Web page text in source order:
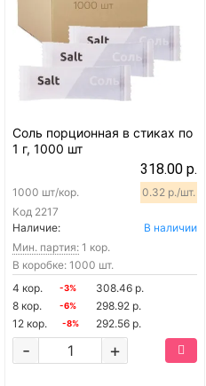
Соль порционная в стиках по
1 г, 1000 шт
318.00 р.
Код 2217
1000 шт/кор. 0.32 р./шт.
Наличие:
В наличии
Мин. партия: 1 кор.
В коробке: 1000 шт.
4 кор.
-3%
308.46 р.
8 кор.
-6%
298.92 р.
12 кор.
-8% 292.56 р.
+
-